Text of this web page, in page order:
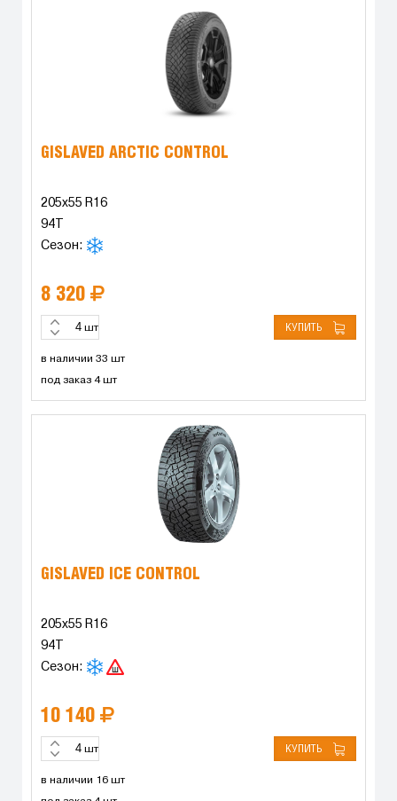
GISLAVED ARCTIC CONTROL
205x55 R16
94T
Сезон:
8 320
шт КУПИТЬ
в наличии 33 шт
под заказ 4 шт
GISLAVED ICE CONTROL
205x55 R16
94T
Сезон:
10 140
шт КУПИТЬ
в наличии 16 шт